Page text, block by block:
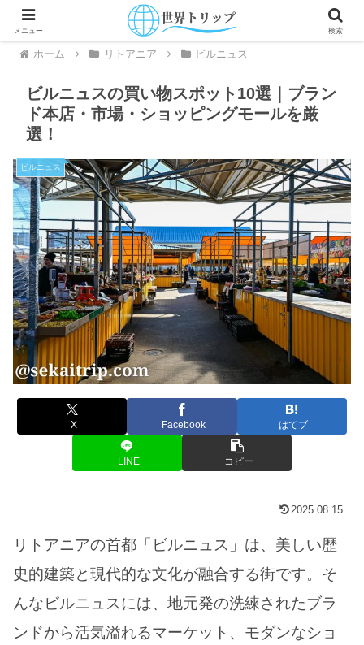
ホーム リトアニア ビルニュス
ビルニュスの買い物スポット10選｜ブラン
ド本店・市場・ショッピングモールを厳
選！
ビルニュス
X Facebook はてブ
LINE コピー
2025.08.15
リトアニアの首都「ビルニュス」は、美しい歴
史的建築と現代的な文化が融合する街です。そ
んなビルニュスには、地元発の洗練されたブラ
ンドから活気溢れるマーケット、モダンなショ
メニュー 検索